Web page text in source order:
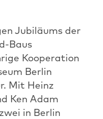
Jubiläums der
Baus
Kooperation
Berlin
Mit Heinz
Ken Adam
in Berlin